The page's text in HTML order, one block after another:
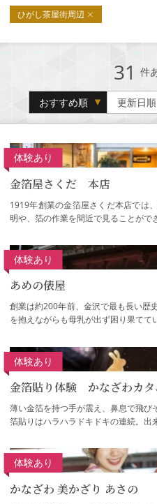
ひがし茶屋街周辺
31 件
おすすめ順 更新日順
金箔屋さくだ 本店
体験あり
1919年創業の金箔屋さくだ本店では
明や、箔の作業を間近で見ることがで
あめの俵屋
体験あり
創業は約200年前、金沢で最も長い歴
を抱えながらも母乳が出ず困り果てて
金箔貼り体験 かなざわカタ
体験あり
薄い金箔を持つ手が震え、鼻息で飛
箔貼りはハラハラドキドキの連続。出
かなざわ 美かざり あさの
体験あり